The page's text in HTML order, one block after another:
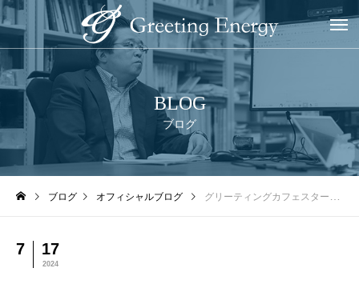
BLOG
ブログ
ブログ オフィシャルブログ グリーティングカフェスタート！
7 17
2024